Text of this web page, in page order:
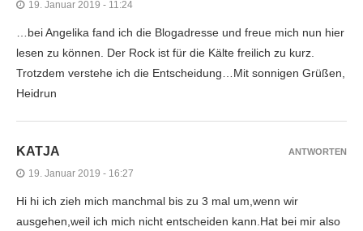
19. Januar 2019 - 11:24
…bei Angelika fand ich die Blogadresse und freue mich nun hier
lesen zu können. Der Rock ist für die Kälte freilich zu kurz.
Trotzdem verstehe ich die Entscheidung…Mit sonnigen Grüßen,
Heidrun
KATJA
19. Januar 2019 - 16:27
Hi hi ich zieh mich manchmal bis zu 3 mal um,wenn wir
ausgehen,weil ich mich nicht entscheiden kann.Hat bei mir also
ANTWORTEN